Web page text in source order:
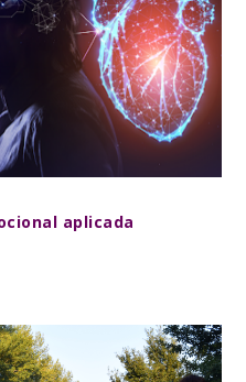
aplicada